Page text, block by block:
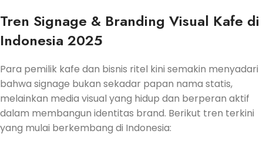
Tren Signage & Branding Visual Kafe di
Indonesia 2025
Para pemilik kafe dan bisnis ritel kini semakin menyadari
bahwa signage bukan sekadar papan nama statis,
melainkan media visual yang hidup dan berperan aktif
dalam membangun identitas brand. Berikut tren terkini
yang mulai berkembang di Indonesia: